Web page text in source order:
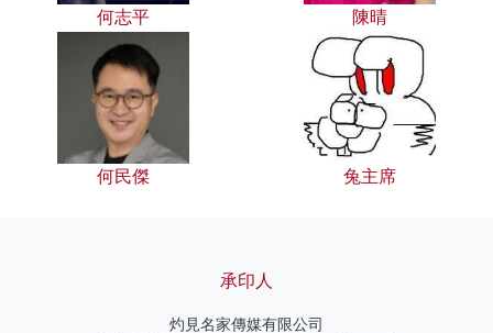
何志平 陳晴
何民傑 兔主席
承印人
灼見名家傳媒有限公司